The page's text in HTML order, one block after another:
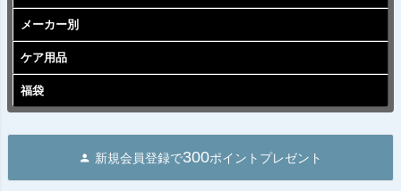
メーカー別
ケア用品
福袋
新規会員登録で300ポイントプレゼント